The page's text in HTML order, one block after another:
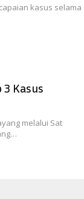
kasus selama
Kasus
melalui Sat